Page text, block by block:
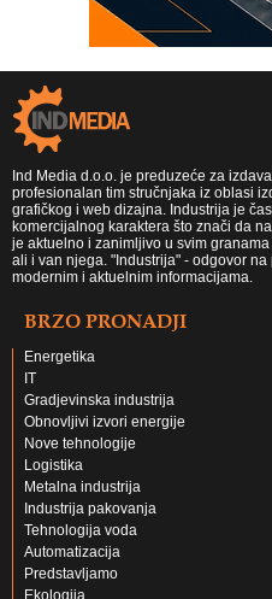
Ind Media d.o.o. je preduzeće za
profesionalan tim stručnjaka iz oblasi
grafičkog i web dizajna. Industrija je
komercijalnog karaktera što znači da
je aktuelno i zanimljivo u svim
ali i van njega. "Industrija" - odgovor
modernim i aktuelnim informacijama.
BRZO PRONADJI
Energetika
IT
Gradjevinska industrija
Obnovljivi izvori energije
Nove tehnologije
Logistika
Metalna industrija
Industrija pakovanja
Tehnologija voda
Automatizacija
Predstavljamo